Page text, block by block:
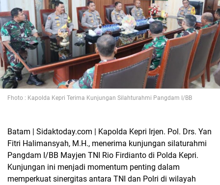
Fhoto : Kapolda Kepri Terima Kunjungan Silahturahmi Pangdam I/BB
Batam | Sidaktoday.com | Kapolda Kepri Irjen. Pol. Drs. Yan
Fitri Halimansyah, M.H., menerima kunjungan silaturahmi
Pangdam I/BB Mayjen TNI Rio Firdianto di Polda Kepri.
Kunjungan ini menjadi momentum penting dalam
memperkuat sinergitas antara TNI dan Polri di wilayah